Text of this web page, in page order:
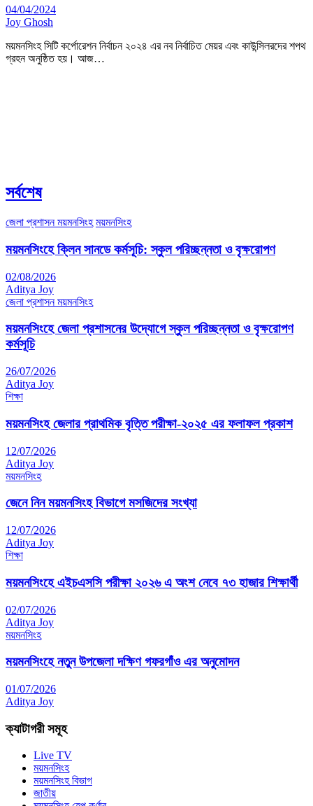
04/04/2024
Joy Ghosh
ময়মনসিংহ সিটি কর্পোরেশন নির্বাচন ২০২৪ এর নব নির্বাচিত মেয়র এবং কাউন্সিলরদের শপথ
গ্রহন অনুষ্ঠিত হয়। আজ…
সর্বশেষ
জেলা প্রশাসন ময়মনসিংহ ময়মনসিংহ
ময়মনসিংহে ক্লিন সানডে কর্মসূচি: স্কুল পরিচ্ছন্নতা ও বৃক্ষরোপণ
02/08/2026
Aditya Joy
জেলা প্রশাসন ময়মনসিংহ
ময়মনসিংহে জেলা প্রশাসনের উদ্যোগে স্কুল পরিচ্ছন্নতা ও বৃক্ষরোপণ
কর্মসূচি
26/07/2026
Aditya Joy
শিক্ষা
ময়মনসিংহ জেলার প্রাথমিক বৃত্তি পরীক্ষা-২০২৫ এর ফলাফল প্রকাশ
12/07/2026
Aditya Joy
ময়মনসিংহ
জেনে নিন ময়মনসিংহ বিভাগে মসজিদের সংখ্যা
12/07/2026
Aditya Joy
শিক্ষা
ময়মনসিংহে এইচএসসি পরীক্ষা ২০২৬ এ অংশ নেবে ৭৩ হাজার শিক্ষার্থী
02/07/2026
Aditya Joy
ময়মনসিংহ
ময়মনসিংহে নতুন উপজেলা দক্ষিণ গফরগাঁও এর অনুমোদন
01/07/2026
Aditya Joy
ক্যাটাগরী সমূহ
Live TV
ময়মনসিংহ
ময়মনসিংহ বিভাগ
জাতীয়